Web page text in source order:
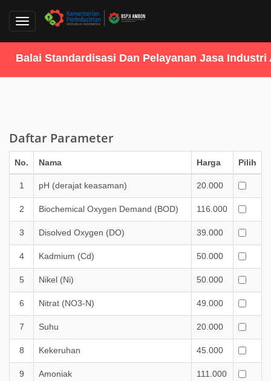
Toggle
Standardisasi Dan Pelayanan Jasa Industri
Daftar Parameter
No. Nama Harga Pilih
1 pH (derajat keasaman) 20.000
2 Biochemical Oxygen Demand (BOD) 116.000
3 Disolved Oxygen (DO) 39.000
4 Kadmium (Cd) 50.000
5 Nikel (Ni) 50.000
6 Nitrat (NO3-N) 49.000
7 Suhu 20.000
8 Kekeruhan 45.000
9 Amoniak 111.000